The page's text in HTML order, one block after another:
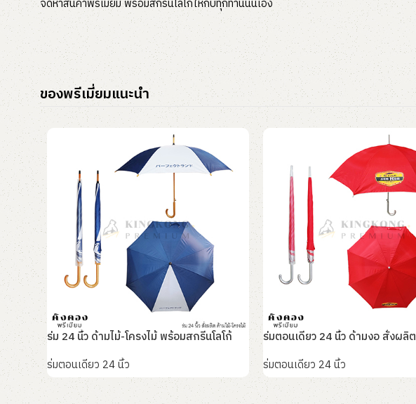
จัดหาสินค้าพรีเมี่ยม พร้อมสกรีนโลโก้ให้กับทุกท่านนั่นเอง
ของพรีเมี่ยมแนะนำ
ร่ม 24 นิ้ว ด้ามไม้-โครงไม้ พร้อมสกรีนโลโก้
ร่มตอนเดียว 24 นิ้ว
อ่านเพิ่ม
ร่มตอนเดียว 24 นิ้ว ด้ามงอ สั่งผลิต
ร่มตอนเดียว 24 นิ้ว
อ่านเพิ่ม